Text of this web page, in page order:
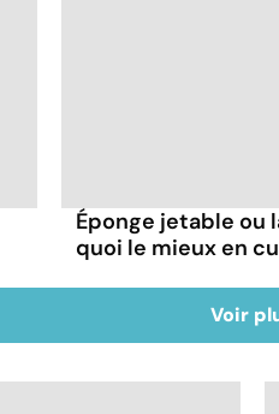
Éponge jetable ou
quoi le mieux en
Voir